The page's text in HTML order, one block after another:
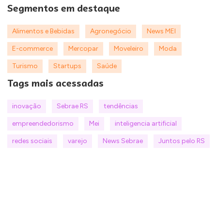
Segmentos em destaque
Alimentos e Bebidas Agronegócio News MEI
E-commerce Mercopar Moveleiro Moda
Turismo Startups Saúde
Tags mais acessadas
inovação Sebrae RS tendências
empreendedorismo Mei inteligencia artificial
redes sociais varejo News Sebrae Juntos pelo RS